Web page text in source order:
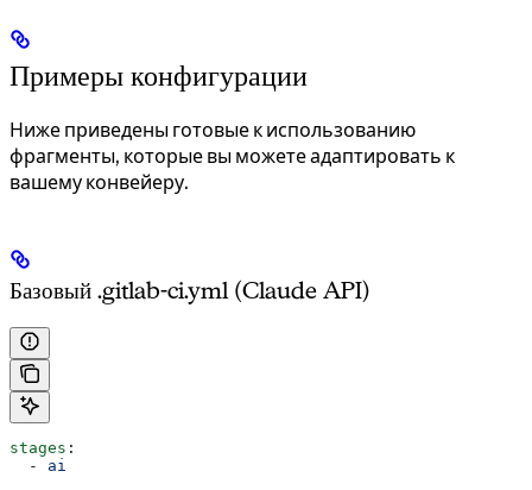
Примеры конфигурации
Ниже приведены готовые к использованию
фрагменты, которые вы можете адаптировать к
вашему конвейеру.
Базовый .gitlab-ci.yml (Claude API)
stages :
  -
ai